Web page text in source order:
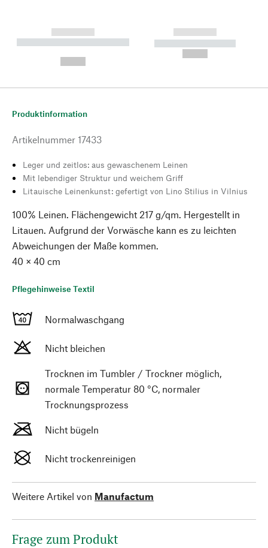
------------
----------- ----------- --------
------------
----------- -----------
Produktinformation
Artikelnummer 17433
Leger und zeitlos: aus gewaschenem Leinen
Mit lebendiger Struktur und weichem Griff
Litauische Leinenkunst: gefertigt von Lino Stilius in Vilnius
100% Leinen. Flächengewicht 217 g/qm. Hergestellt in
Litauen. Aufgrund der Vorwäsche kann es zu leichten
Abweichungen der Maße kommen.
40 × 40 cm
Pflegehinweise Textil
Normalwaschgang
Nicht bleichen
Trocknen im Tumbler / Trockner möglich,
normale Temperatur 80 °C, normaler
Trocknungsprozess
Nicht bügeln
Nicht trockenreinigen
Weitere Artikel von Manufactum
Frage zum Produkt